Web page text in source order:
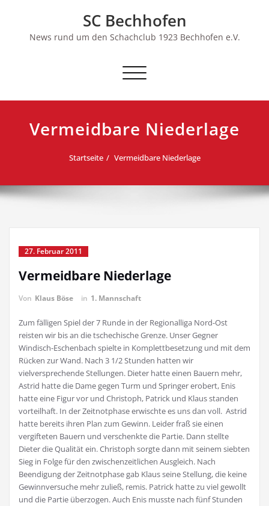
SC Bechhofen
News rund um den Schachclub 1923 Bechhofen e.V.
Schalte
Vermeidbare Niederlage
Startseite Vermeidbare Niederlage
27. Februar 2011
Vermeidbare Niederlage
Von Klaus Böse in 1. Mannschaft
Zum fälligen Spiel der 7 Runde in der Regionalliga Nord-Ost
reisten wir bis an die tschechische Grenze. Unser Gegner
Windisch-Eschenbach spielte in Komplettbesetzung und mit dem
Rücken zur Wand. Nach 3 1/2 Stunden hatten wir
vielversprechende Stellungen. Dieter hatte einen Bauern mehr,
Astrid hatte die Dame gegen Turm und Springer erobert, Enis
hatte eine Figur vor und Christoph, Patrick und Klaus standen
vorteilhaft. In der Zeitnotphase erwischte es uns dan voll. Astrid
hatte bereits ihren Plan zum Gewinn. Leider fraß sie einen
vergifteten Bauern und verschenkte die Partie. Dann stellte
Dieter die Qualität ein. Christoph sorgte dann mit seinem siebten
Sieg in Folge für den zwischenzeitlichen Ausgleich. Nach
Beendigung der Zeitnotphase gab Klaus seine Stellung, die keine
Gewinnversuche mehr zuließ, remis. Patrick hatte zu viel gewollt
und die Partie überzogen. Auch Enis musste nach fünf Stunden